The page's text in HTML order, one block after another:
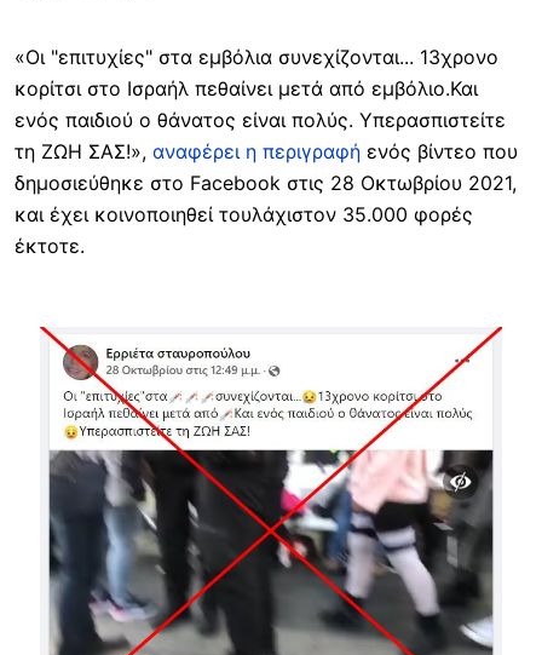
«Οι "επιτυχίες" στα εμβόλια συνεχίζονται... 13χρονο
κορίτσι στο Ισραήλ πεθαίνει μετά από εμβόλιο.Και
ενός παιδιού ο θάνατος είναι πολύς. Υπερασπιστείτε
τη ΖΩΗ ΣΑΣ!», αναφέρει η περιγραφή ενός βίντεο που
δημοσιεύθηκε στο Facebook στις 28 Οκτωβρίου 2021,
και έχει κοινοποιηθεί τουλάχιστον 35.000 φορές
έκτοτε.
Image